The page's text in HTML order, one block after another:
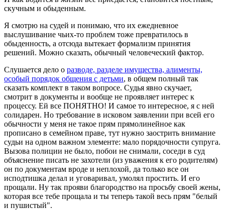
скучным и обыденным.
Я смотрю на судей и понимаю, что их ежедневное
выслушивание чьих-то проблем тоже превратилось в
обыденность, а отсюда вытекает формализм принятия
решений. Можно сказать, обычный человеческий фактор.
Слушается дело о разводе, разделе имущества, алименты,
особый порядок общения с детьми, в общем полный так
сказать комплект в таком вопросе. Судья явно скучает,
смотрит в документы и вообще не проявляет интерес к
процессу. Ей все ПОНЯТНО! И самое то интересное, я с ней
солидарен. Но требование в исковом заявлении при всей его
обычности у меня не такое прям прямолинейное как
прописано в семейном праве, тут нужно заострить внимание
судьи на одном важном элементе: мало порядочности супруга.
Вызова полиции не было, побои не снимали, соседи в суд
объяснение писать не захотели (из уважения к его родителям)
он по документам вроде и неплохой, да только все он
исподтишка делал и уговаривал, умолял простить. И его
прощали. Ну так прояви благородство на просьбу своей жены,
которая все тебе прощала и ты теперь такой весь прям "белый
и пушистый".